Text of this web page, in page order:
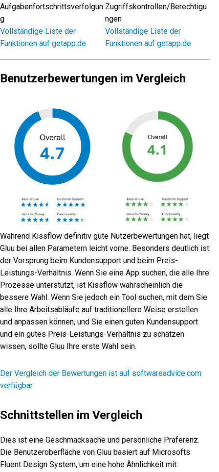
Aufgabenfortschrittsverfolgun
g
Vollständige Liste der
Funktionen auf getapp.de
Zugriffskontrollen/Berechtigu
ngen
Vollständige Liste der
Funktionen auf getapp.de
Benutzerbewertungen im Vergleich
Während Kissflow definitiv gute Nutzerbewertungen hat, liegt
Gluu bei allen Parametern leicht vorne. Besonders deutlich ist
der Vorsprung beim Kundensupport und beim Preis-
Leistungs-Verhältnis. Wenn Sie eine App suchen, die alle Ihre
Prozesse unterstützt, ist Kissflow wahrscheinlich die
bessere Wahl. Wenn Sie jedoch ein Tool suchen, mit dem Sie
alle Ihre Arbeitsabläufe auf traditionellere Weise erstellen
und anpassen können, und Sie einen guten Kundensupport
und ein gutes Preis-Leistungs-Verhältnis zu schätzen
wissen, sollte Gluu Ihre erste Wahl sein.
Der Vergleich der Bewertungen ist auf softwareadvice.com
verfügbar.
Schnittstellen im Vergleich
Dies ist eine Geschmacksache und persönliche Präferenz.
Die Benutzeroberfläche von Gluu basiert auf Microsofts
Fluent Design System, um eine hohe Ähnlichkeit mit